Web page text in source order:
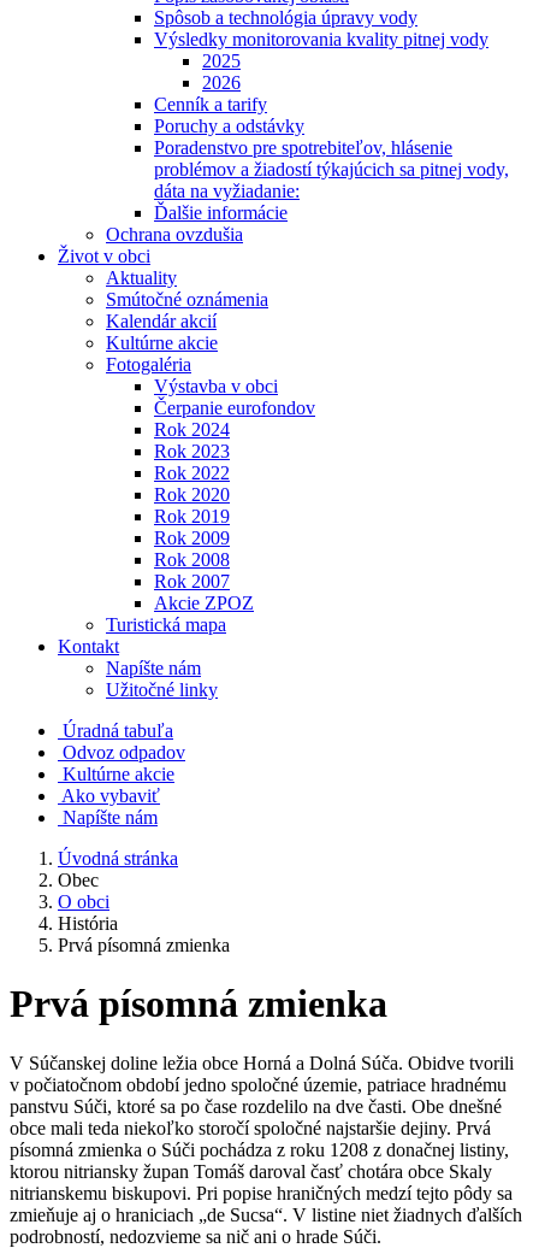
Spôsob a technológia úpravy vody
Výsledky monitorovania kvality pitnej vody
2025
2026
Cenník a tarify
Poruchy a odstávky
Poradenstvo pre spotrebiteľov, hlásenie
problémov a žiadostí týkajúcich sa pitnej vody,
dáta na vyžiadanie:
Ďalšie informácie
Ochrana ovzdušia
Život v obci
Aktuality
Smútočné oznámenia
Kalendár akcií
Kultúrne akcie
Fotogaléria
Výstavba v obci
Čerpanie eurofondov
Rok 2024
Rok 2023
Rok 2022
Rok 2020
Rok 2019
Rok 2009
Rok 2008
Rok 2007
Akcie ZPOZ
Turistická mapa
Kontakt
Napíšte nám
Užitočné linky
Úradná tabuľa
Odvoz odpadov
Kultúrne akcie
Ako vybaviť
Napíšte nám
Úvodná stránka
Obec
O obci
História
Prvá písomná zmienka
Prvá písomná zmienka
V Súčanskej doline ležia obce Horná a Dolná Súča. Obidve tvorili
v počiatočnom období jedno spoločné územie, patriace hradnému
panstvu Súči, ktoré sa po čase rozdelilo na dve časti. Obe dnešné
obce mali teda niekoľko storočí spoločné najstaršie dejiny. Prvá
písomná zmienka o Súči pochádza z roku 1208 z donačnej listiny,
ktorou nitriansky župan Tomáš daroval časť chotára obce Skaly
nitrianskemu biskupovi. Pri popise hraničných medzí tejto pôdy sa
zmieňuje aj o hraniciach „de Sucsa“. V listine niet žiadnych ďalších
podrobností, nedozvieme sa nič ani o hrade Súči.